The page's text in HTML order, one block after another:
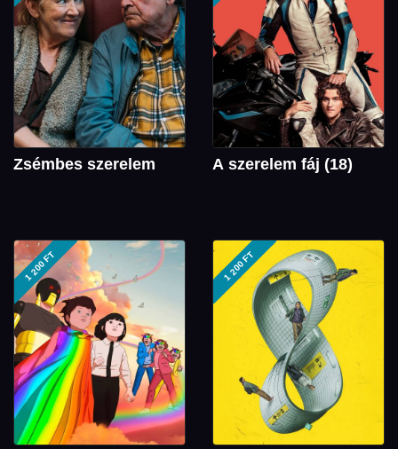
Zsémbes szerelem A szerelem fáj (18)
1 200 FT 1 200 FT